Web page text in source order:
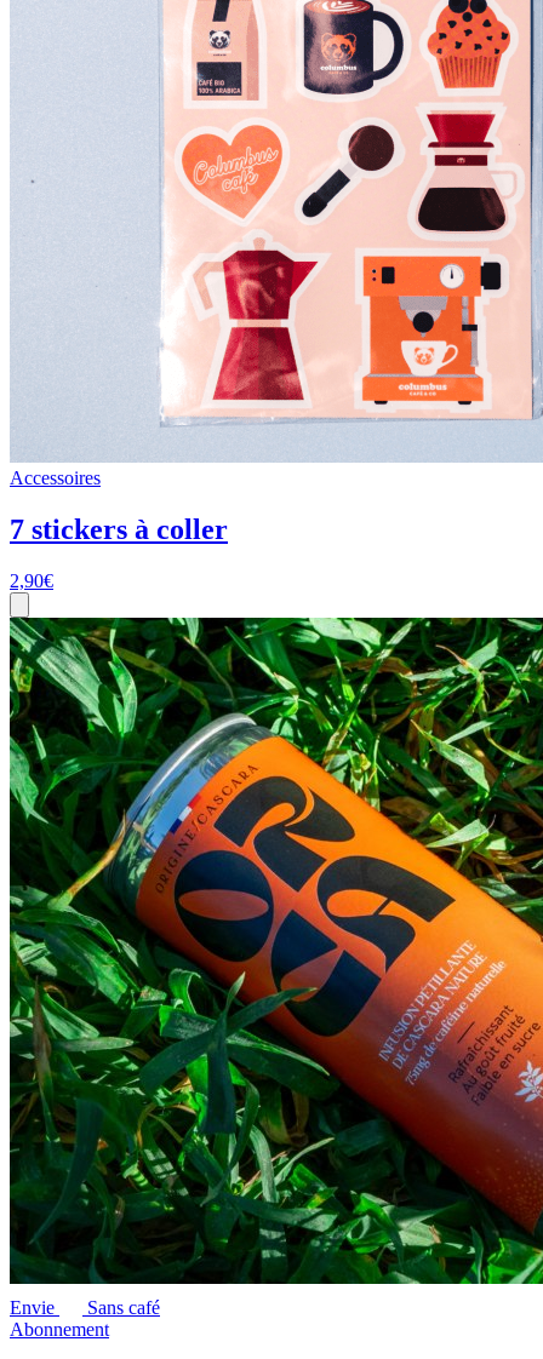
Accessoires
7 stickers à coller
2,90€
Envie
Sans café
Abonnement